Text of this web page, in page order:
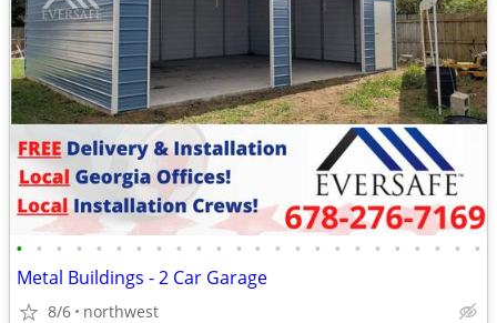
• • • • • • • • • • • • • • • • • • • • • • • •
Metal Buildings - 2 Car Garage
8/6 northwest